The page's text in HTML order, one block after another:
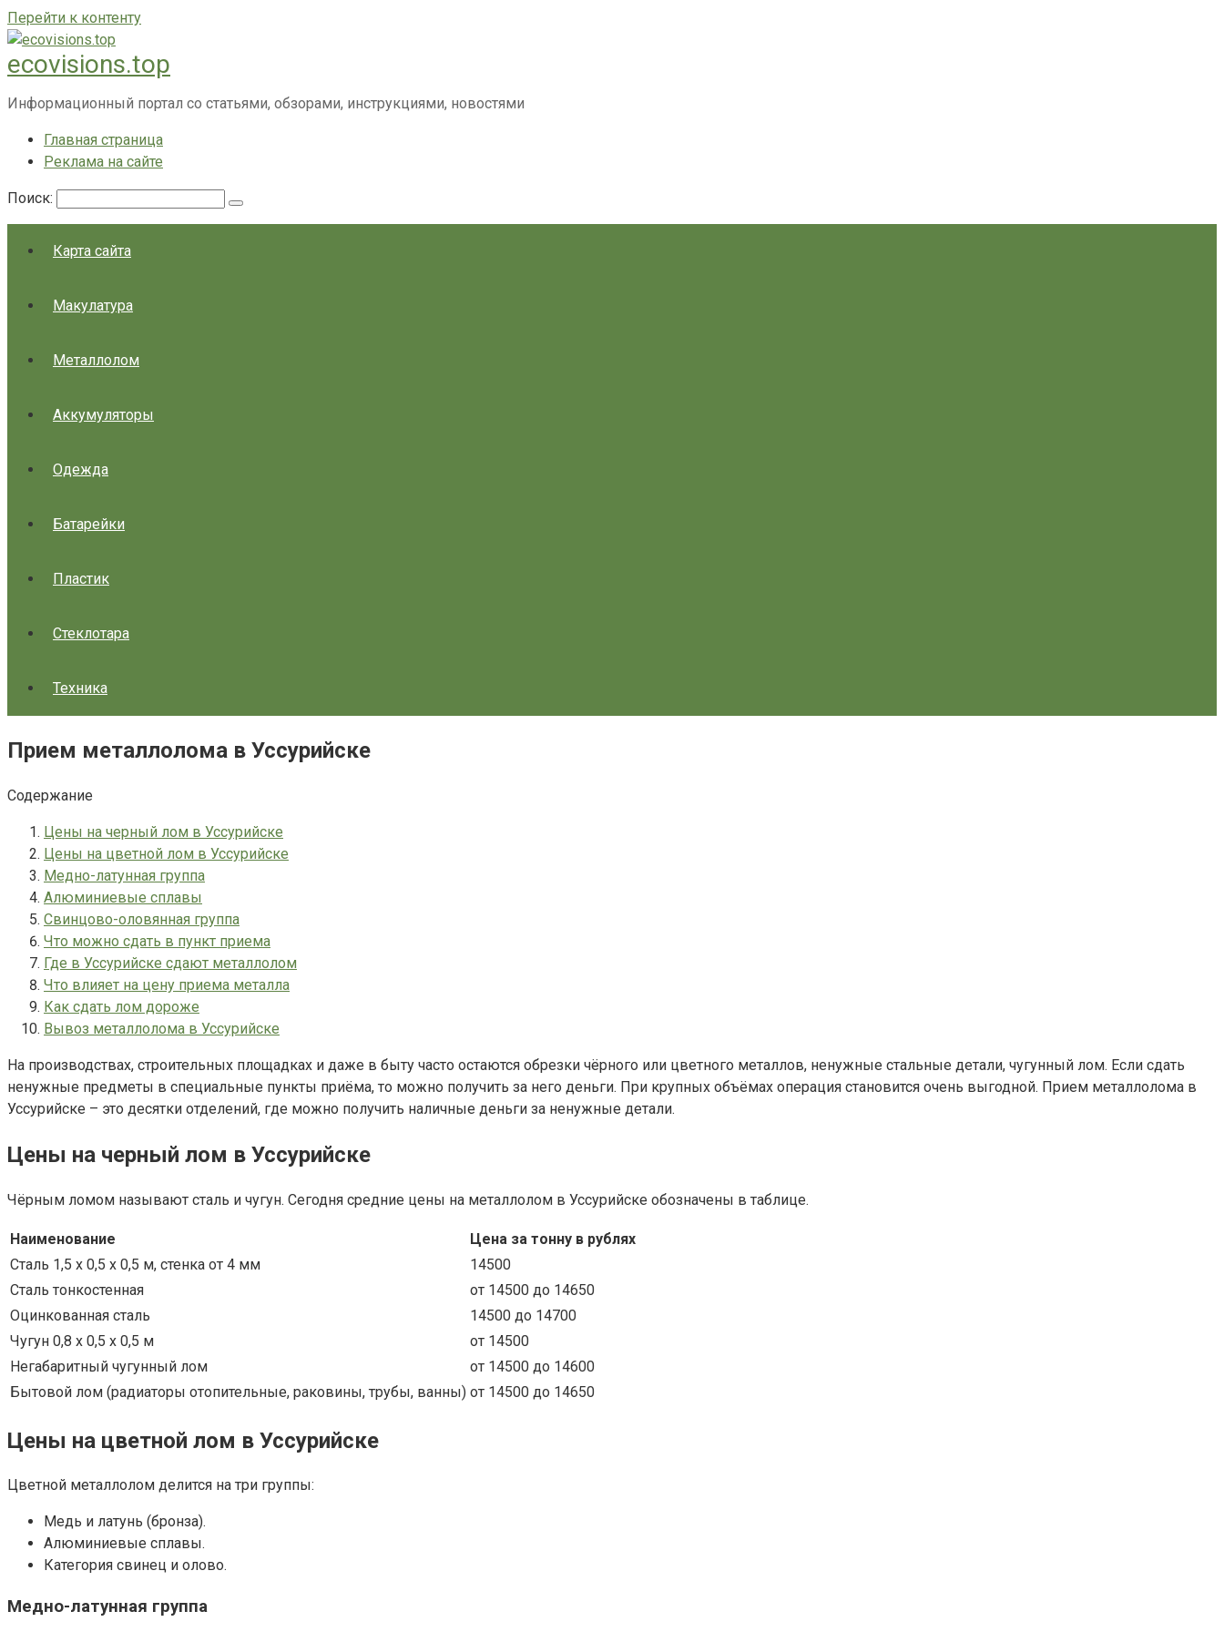
Перейти к контенту
ecovisions.top
Информационный портал со статьями, обзорами, инструкциями, новостями
Главная страница
Реклама на сайте
Поиск:
Карта сайта
Макулатура
Металлолом
Аккумуляторы
Одежда
Батарейки
Пластик
Стеклотара
Техника
Прием металлолома в Уссурийске
Содержание
Цены на черный лом в Уссурийске
Цены на цветной лом в Уссурийске
Медно-латунная группа
Алюминиевые сплавы
Свинцово-оловянная группа
Что можно сдать в пункт приема
Где в Уссурийске сдают металлолом
Что влияет на цену приема металла
Как сдать лом дороже
Вывоз металлолома в Уссурийске
На производствах, строительных площадках и даже в быту часто остаются обрезки чёрного или цветного металлов, ненужные стальные детали, чугунный лом. Если сдать
ненужные предметы в специальные пункты приёма, то можно получить за него деньги. При крупных объёмах операция становится очень выгодной. Прием металлолома в
Уссурийске – это десятки отделений, где можно получить наличные деньги за ненужные детали.
Цены на черный лом в Уссурийске
Чёрным ломом называют сталь и чугун. Сегодня средние цены на металлолом в Уссурийске обозначены в таблице.
Наименование
Цена за тонну в рублях
Сталь 1,5 х 0,5 х 0,5 м, стенка от 4 мм
14500
Сталь тонкостенная
от 14500 до 14650
Оцинкованная сталь
14500 до 14700
Чугун 0,8 х 0,5 х 0,5 м
от 14500
Негабаритный чугунный лом
от 14500 до 14600
Бытовой лом (радиаторы отопительные, раковины, трубы, ванны) от 14500 до 14650
Цены на цветной лом в Уссурийске
Цветной металлолом делится на три группы:
Медь и латунь (бронза).
Алюминиевые сплавы.
Категория свинец и олово.
Медно-латунная группа